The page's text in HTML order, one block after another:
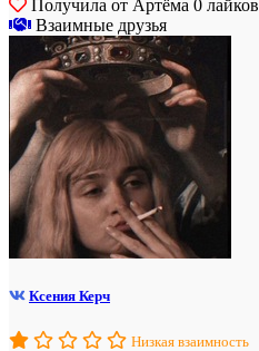
Получила от Артёма 0 лайков
Взаимные друзья
Ксения Керч
Низкая взаимность